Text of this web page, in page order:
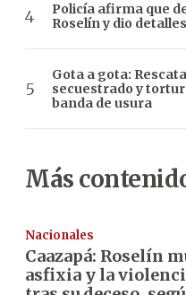
Policía afirma que
Roselín y dio
Gota a gota:
secuestrado y
banda de usura
Más
Nacionales
Caazapá: Roselín
asfixia y la